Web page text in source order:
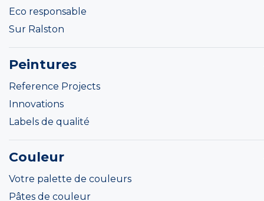
Eco responsable
Sur Ralston
Peintures
Reference Projects
Innovations
Labels de qualité
Couleur
Votre palette de couleurs
Pâtes de couleur